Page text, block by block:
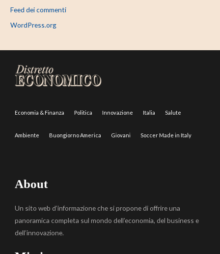
Feed dei commenti
WordPress.org
Economia & Finanza Politica Innovazione Italia Salute
Ambiente Buongiorno America Giovani Soccer Made in Italy
About
Un sito web d’informazione che si propone di offrire una
panoramica completa sul mondo dell’economia, del business e
dell’innovazione.